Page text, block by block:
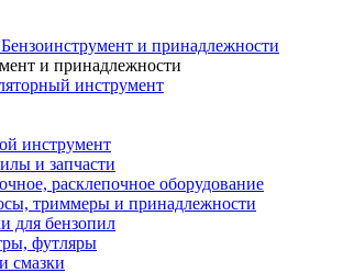
Бензоинструмент и принадлежности
и принадлежности
инструмент
инструмент
и запчасти
расклепочное оборудование
триммеры и принадлежности
для бензопил
футляры
смазки